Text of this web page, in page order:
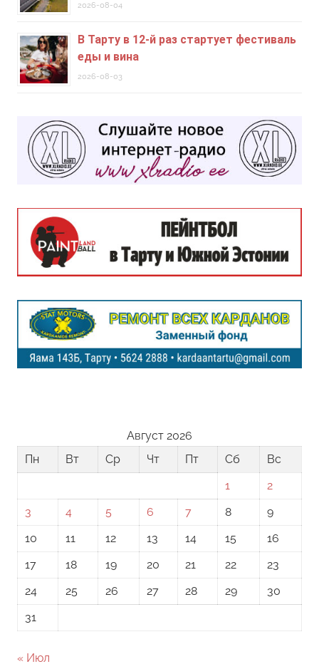
2026-08-04
В Тарту в 12-й раз стартует фестиваль
еды и вина
2026-08-03
Август 2026
Пн
Вт Ср Чт Пт Сб
Вс
1
2
3
4 5 6 7 8
9
10
11 12 13 14 15
16
17
18 19 20 21 22
23
24
25 26 27 28 29
30
31
« Июл